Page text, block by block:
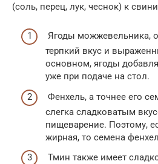
(соль, перец, лук, чеснок) к
Ягоды можжевельника,
терпкий вкус и
основном, ягоды
уже при подаче на стол.
Фенхель, а точнее его
слегка сладковатым
пищеварение. Поэтому,
жирная, то семена
Тмин также имеет